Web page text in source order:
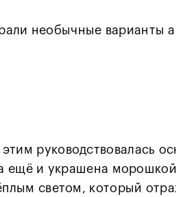
необычные варианты
руководствовалась
ещё и украшена
светом, который